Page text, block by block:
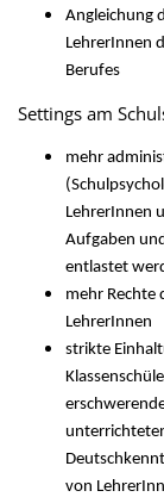
Angleichung
LehrerInnen
Berufes
Settings am
mehr
LehrerInnen
Aufgaben
entlastet
mehr Rechte
LehrerInnen
strikte
von